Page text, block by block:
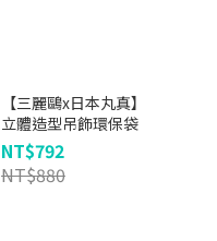
【三麗鷗x日本丸真】
立體造型吊飾環保袋
NT$792
NT$880